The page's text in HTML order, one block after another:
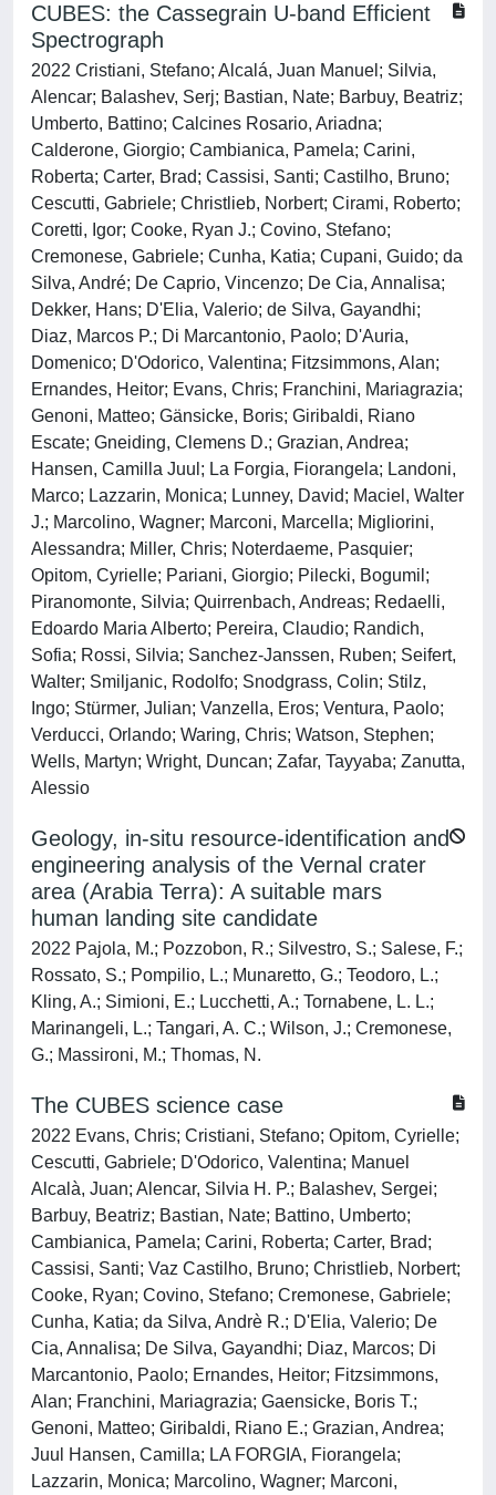
CUBES: the Cassegrain U-band Efficient
Spectrograph
2022 Cristiani, Stefano; Alcalá, Juan Manuel; Silvia,
Alencar; Balashev, Serj; Bastian, Nate; Barbuy, Beatriz;
Umberto, Battino; Calcines Rosario, Ariadna;
Calderone, Giorgio; Cambianica, Pamela; Carini,
Roberta; Carter, Brad; Cassisi, Santi; Castilho, Bruno;
Cescutti, Gabriele; Christlieb, Norbert; Cirami, Roberto;
Coretti, Igor; Cooke, Ryan J.; Covino, Stefano;
Cremonese, Gabriele; Cunha, Katia; Cupani, Guido; da
Silva, André; De Caprio, Vincenzo; De Cia, Annalisa;
Dekker, Hans; D'Elia, Valerio; de Silva, Gayandhi;
Diaz, Marcos P.; Di Marcantonio, Paolo; D'Auria,
Domenico; D'Odorico, Valentina; Fitzsimmons, Alan;
Ernandes, Heitor; Evans, Chris; Franchini, Mariagrazia;
Genoni, Matteo; Gänsicke, Boris; Giribaldi, Riano
Escate; Gneiding, Clemens D.; Grazian, Andrea;
Hansen, Camilla Juul; La Forgia, Fiorangela; Landoni,
Marco; Lazzarin, Monica; Lunney, David; Maciel, Walter
J.; Marcolino, Wagner; Marconi, Marcella; Migliorini,
Alessandra; Miller, Chris; Noterdaeme, Pasquier;
Opitom, Cyrielle; Pariani, Giorgio; Pilecki, Bogumil;
Piranomonte, Silvia; Quirrenbach, Andreas; Redaelli,
Edoardo Maria Alberto; Pereira, Claudio; Randich,
Sofia; Rossi, Silvia; Sanchez-Janssen, Ruben; Seifert,
Walter; Smiljanic, Rodolfo; Snodgrass, Colin; Stilz,
Ingo; Stürmer, Julian; Vanzella, Eros; Ventura, Paolo;
Verducci, Orlando; Waring, Chris; Watson, Stephen;
Wells, Martyn; Wright, Duncan; Zafar, Tayyaba; Zanutta,
Alessio
Geology, in-situ resource-identification and
engineering analysis of the Vernal crater
area (Arabia Terra): A suitable mars
human landing site candidate
2022 Pajola, M.; Pozzobon, R.; Silvestro, S.; Salese, F.;
Rossato, S.; Pompilio, L.; Munaretto, G.; Teodoro, L.;
Kling, A.; Simioni, E.; Lucchetti, A.; Tornabene, L. L.;
Marinangeli, L.; Tangari, A. C.; Wilson, J.; Cremonese,
G.; Massironi, M.; Thomas, N.
The CUBES science case
2022 Evans, Chris; Cristiani, Stefano; Opitom, Cyrielle;
Cescutti, Gabriele; D'Odorico, Valentina; Manuel
Alcalà, Juan; Alencar, Silvia H. P.; Balashev, Sergei;
Barbuy, Beatriz; Bastian, Nate; Battino, Umberto;
Cambianica, Pamela; Carini, Roberta; Carter, Brad;
Cassisi, Santi; Vaz Castilho, Bruno; Christlieb, Norbert;
Cooke, Ryan; Covino, Stefano; Cremonese, Gabriele;
Cunha, Katia; da Silva, Andrè R.; D'Elia, Valerio; De
Cia, Annalisa; De Silva, Gayandhi; Diaz, Marcos; Di
Marcantonio, Paolo; Ernandes, Heitor; Fitzsimmons,
Alan; Franchini, Mariagrazia; Gaensicke, Boris T.;
Genoni, Matteo; Giribaldi, Riano E.; Grazian, Andrea;
Juul Hansen, Camilla; LA FORGIA, Fiorangela;
Lazzarin, Monica; Marcolino, Wagner; Marconi,